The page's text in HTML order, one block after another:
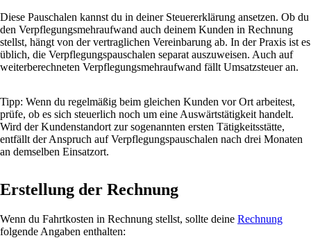
Diese Pauschalen kannst du in deiner Steuererklärung ansetzen. Ob du
den Verpflegungsmehraufwand auch deinem Kunden in Rechnung
stellst, hängt von der vertraglichen Vereinbarung ab. In der Praxis ist es
üblich, die Verpflegungspauschalen separat auszuweisen. Auch auf
weiterberechneten Verpflegungsmehraufwand fällt Umsatzsteuer an.
Tipp: Wenn du regelmäßig beim gleichen Kunden vor Ort arbeitest,
prüfe, ob es sich steuerlich noch um eine Auswärtstätigkeit handelt.
Wird der Kundenstandort zur sogenannten ersten Tätigkeitsstätte,
entfällt der Anspruch auf Verpflegungspauschalen nach drei Monaten
an demselben Einsatzort.
Erstellung der Rechnung
Wenn du Fahrtkosten in Rechnung stellst, sollte deine Rechnung
folgende Angaben enthalten: